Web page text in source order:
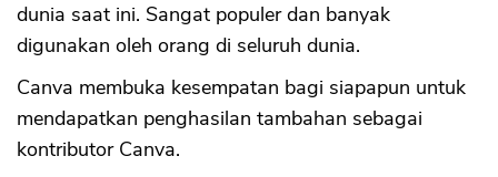
dunia saat ini. Sangat populer dan banyak
digunakan oleh orang di seluruh dunia.
Canva membuka kesempatan bagi siapapun untuk
mendapatkan penghasilan tambahan sebagai
kontributor Canva.